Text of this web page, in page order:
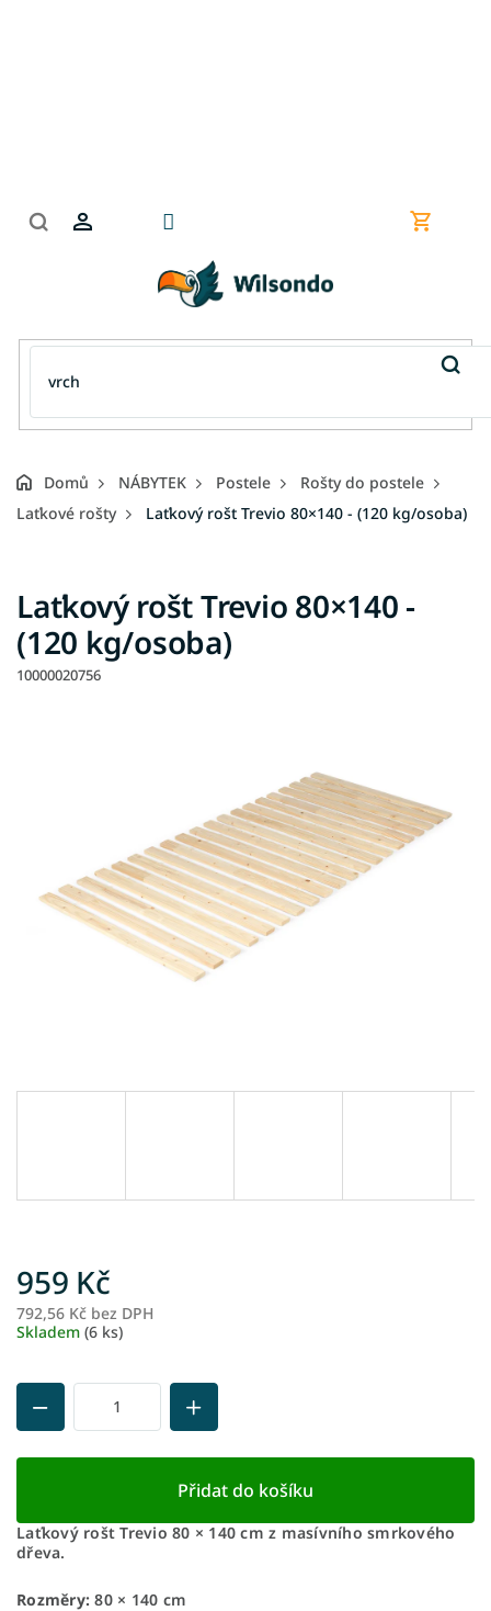
Nákupní
Domů NÁBYTEK Postele
Rošty do postele
Laťkové rošty
Laťkový rošt Trevio 80×140 - (120 kg/osoba)
Laťkový rošt Trevio 80×140 -
(120 kg/osoba)
10000020756
959 Kč
792,56 Kč bez DPH
Skladem (6 ks)
Přidat do košíku
Laťkový rošt Trevio 80 × 140 cm z masívního smrkového
dřeva.
Rozměry: 80 × 140 cm